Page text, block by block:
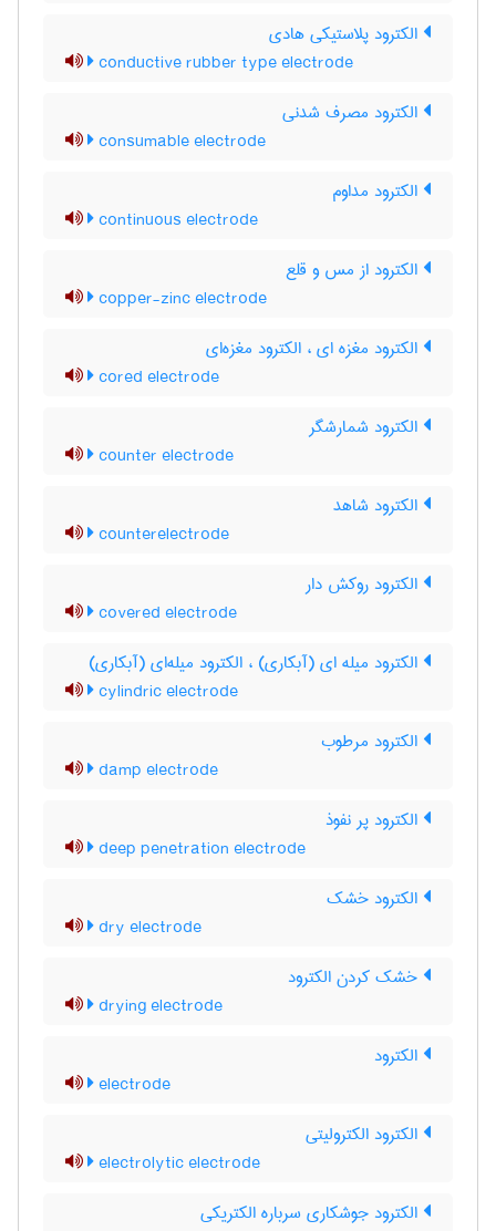
الکترود پلاستیکی هادی
conductive rubber type electrode
الکترود مصرف شدنی
consumable electrode
الکترود مداوم
continuous electrode
الکترود از مس و قلع
copper-zinc electrode
الکترود مغزه ای ، الکترود مغزه‌ای
cored electrode
الکترود شمارشگر
counter electrode
الکترود شاهد
counterelectrode
الکترود روکش دار
covered electrode
الکترود میله ای (آبکاری) ، الکترود میله‌ای (آبکاری)
cylindric electrode
الکترود مرطوب
damp electrode
الکترود پر نفوذ
deep penetration electrode
الکترود خشک
dry electrode
خشک کردن الکترود
drying electrode
الکترود
electrode
الکترود الکترولیتی
electrolytic electrode
الکترود جوشکاری سرباره الکتریکی